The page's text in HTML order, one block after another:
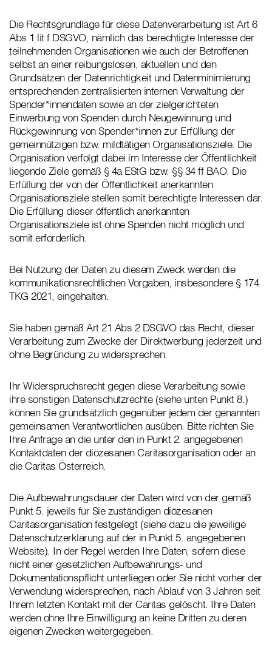
Die Rechtsgrundlage für diese Datenverarbeitung ist Art 6
Abs 1 lit f DSGVO, nämlich das berechtigte Interesse der
teilnehmenden Organisationen wie auch der Betroffenen
selbst an einer reibungslosen, aktuellen und den
Grundsätzen der Datenrichtigkeit und Datenminimierung
entsprechenden zentralisierten internen Verwaltung der
Spender*innendaten sowie an der zielgerichteten
Einwerbung von Spenden durch Neugewinnung und
Rückgewinnung von Spender*innen zur Erfüllung der
gemeinnützigen bzw. mildtätigen Organisationsziele. Die
Organisation verfolgt dabei im Interesse der Öffentlichkeit
liegende Ziele gemäß § 4a EStG bzw. §§ 34 ff BAO. Die
Erfüllung der von der Öffentlichkeit anerkannten
Organisationsziele stellen somit berechtigte Interessen dar.
Die Erfüllung dieser öffentlich anerkannten
Organisationsziele ist ohne Spenden nicht möglich und
somit erforderlich.
Bei Nutzung der Daten zu diesem Zweck werden die
kommunikationsrechtlichen Vorgaben, insbesondere § 174
TKG 2021, eingehalten.
Sie haben gemäß Art 21 Abs 2 DSGVO das Recht, dieser
Verarbeitung zum Zwecke der Direktwerbung jederzeit und
ohne Begründung zu widersprechen.
Ihr Widerspruchsrecht gegen diese Verarbeitung sowie
ihre sonstigen Datenschutzrechte (siehe unten Punkt 8.)
können Sie grundsätzlich gegenüber jedem der genannten
gemeinsamen Verantwortlichen ausüben. Bitte richten Sie
Ihre Anfrage an die unter den in Punkt 2. angegebenen
Kontaktdaten der diözesanen Caritasorganisation oder an
die Caritas Österreich.
Die Aufbewahrungsdauer der Daten wird von der gemäß
Punkt 5. jeweils für Sie zuständigen diözesanen
Caritasorganisation festgelegt (siehe dazu die jeweilige
Datenschutzerklärung auf der in Punkt 5. angegebenen
Website). In der Regel werden Ihre Daten, sofern diese
nicht einer gesetzlichen Aufbewahrungs- und
Dokumentationspflicht unterliegen oder Sie nicht vorher der
Verwendung widersprechen, nach Ablauf von 3 Jahren seit
Ihrem letzten Kontakt mit der Caritas gelöscht. Ihre Daten
werden ohne Ihre Einwilligung an keine Dritten zu deren
eigenen Zwecken weitergegeben.